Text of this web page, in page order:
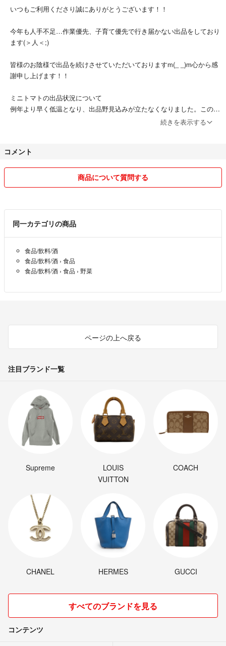
・14時→16時
・18時→20時
・19時→21時
道路状況によりご希望に添えない場合があります。
予めご了承ください。
いつもご利用くださり誠にありがとうございます！！
今年も人手不足…作業優先、子育て優先で行き届かない出品をしており
ます(＞人＜;)
皆様のお陰様で出品を続けさせていただいておりますm(_ _)m心から感
謝申し上げます！！
ミニトマトの出品状況について
例年より早く低温となり、出品野見込みが立たなくなりました。このま
常温、クール、量の違い
訳ありの軽度、有無の割合、出品量によって変えております。
これに懲りずまたご利用いただければ幸いですm(_ _)m
今年はミニトマト小粒、訳ありミニトマトをメインに出品させていただ
きますm(_ _)m
(トマトベリー、麗月の出品はございません)
例年以上に人手不足となってまして、コメント欄へご希望いただきまし
ても全てを把握出来ません。専用ページの受付はしておりません(＞人
＜;)よろしくお願いします。
野菜の栽培と子育て優先に動いてますので、速やかなご連絡や返答が出
来ない事が多いです。申し訳ございませんm(_ _)m
自己紹介
岐阜県高山市にて標高800ｍを越える高冷地、美味しい空気と綺麗な
水で育てました。
是非、飛騨高山産トマトをお楽しみ下さいませ！
夫と2人で就農して18年、ハウスは40棟ほど。
です！！
続きを表示する
コメント
商品について質問する
同一カテゴリの商品
食品/飲料/酒
食品/飲料/酒 › 食品
食品/飲料/酒 › 食品 › 野菜
ページの上へ戻る
注目ブランド一覧
Supreme
LOUIS
VUITTON
COACH
CHANEL HERMES GUCCI
すべてのブランドを見る
コンテンツ